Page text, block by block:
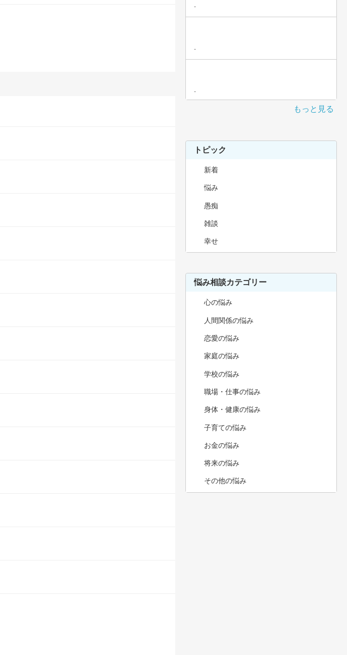
-
-
-
もっと見る
トピック
新着
悩み
愚痴
雑談
幸せ
悩み相談カテゴリー
心の悩み
人間関係の悩み
恋愛の悩み
家庭の悩み
学校の悩み
職場・仕事の悩み
身体・健康の悩み
子育ての悩み
お金の悩み
将来の悩み
その他の悩み